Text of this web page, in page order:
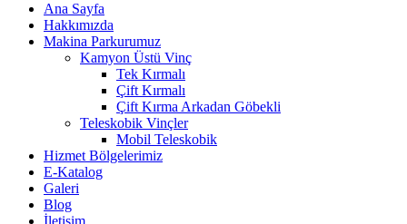
Ana Sayfa
Hakkımızda
Makina Parkurumuz
Kamyon Üstü Vinç
Tek Kırmalı
Çift Kırmalı
Çift Kırma Arkadan Göbekli
Teleskobik Vinçler
Mobil Teleskobik
Hizmet Bölgelerimiz
E-Katalog
Galeri
Blog
İletişim